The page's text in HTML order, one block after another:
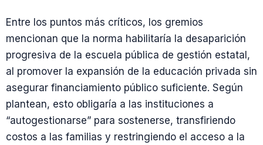
Entre los puntos más críticos, los gremios
mencionan que la norma habilitaría la desaparición
progresiva de la escuela pública de gestión estatal,
al promover la expansión de la educación privada sin
asegurar financiamiento público suficiente. Según
plantean, esto obligaría a las instituciones a
“autogestionarse” para sostenerse, transfiriendo
costos a las familias y restringiendo el acceso a la